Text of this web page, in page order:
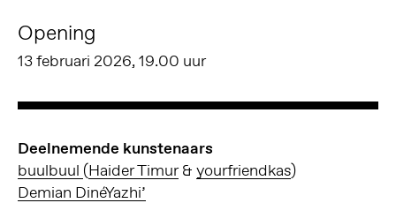
Opening
13 februari 2026, 19.00 uur
Deelnemende kunstenaars
buulbuul (Haider Timur& yourfriendkas)
Demian DinéYazhi’